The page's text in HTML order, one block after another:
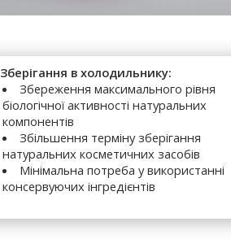
Зберігання в холодильнику:
Збереження максимального рівня
біологічної активності натуральних
компонентів
Збільшення терміну зберігання
натуральних косметичних засобів
Мінімальна потреба у використанні
консервуючих інгредієнтів